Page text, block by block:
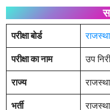
परीक्षा बोर्ड
परीक्षा का नाम उप
राज्य
भर्ती